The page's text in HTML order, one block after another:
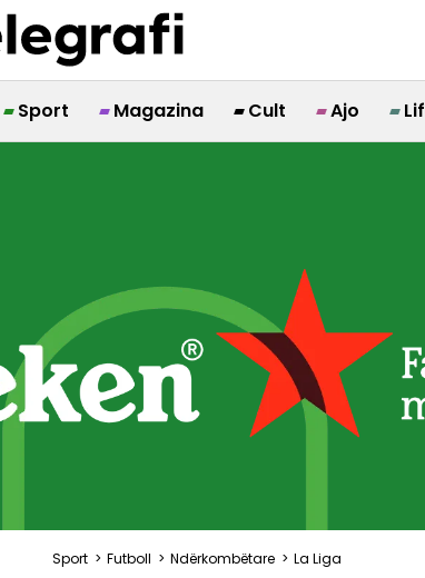
Sport Magazina Cult Ajo
Sport > Futboll > Ndërkombëtare > La Liga